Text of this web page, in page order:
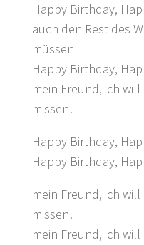
Happy Birthday,
auch den Rest des
müssen
Happy Birthday,
mein Freund, ich
missen!
Happy Birthday,
Happy Birthday,
mein Freund, ich
missen!
mein Freund, ich